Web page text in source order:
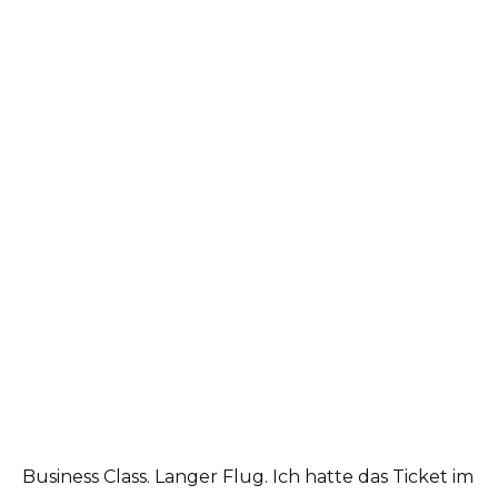
Business Class. Langer Flug. Ich hatte das Ticket im